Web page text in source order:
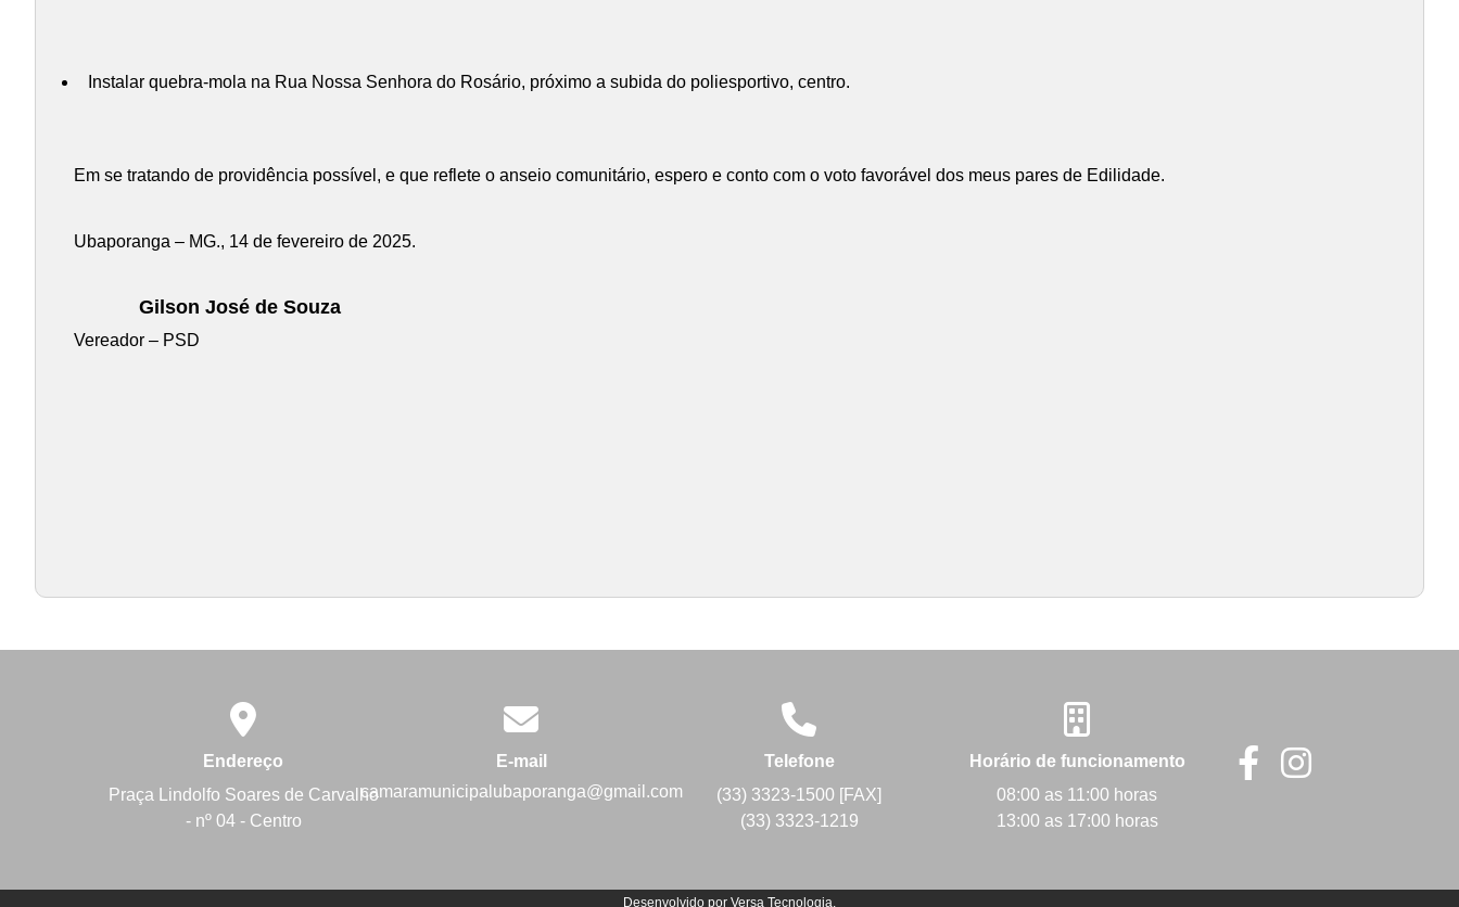
Instalar quebra-mola na Rua Nossa Senhora do Rosário, próximo a subida do poliesportivo, centro.
Em se tratando de providência possível, e que reflete o anseio comunitário, espero e conto com o voto favorável dos meus pares de Edilidade.
Ubaporanga – MG., 14 de fevereiro de 2025.
Gilson José de Souza
Vereador – PSD
Endereço
Praça Lindolfo Soares de Carvalho
- nº 04 - Centro
E-mail
camaramunicipalubaporanga@gmail.com
Telefone
(33) 3323-1500 [FAX]
(33) 3323-1219
Horário de funcionamento
08:00 as 11:00 horas
13:00 as 17:00 horas
Desenvolvido por Versa Tecnologia.